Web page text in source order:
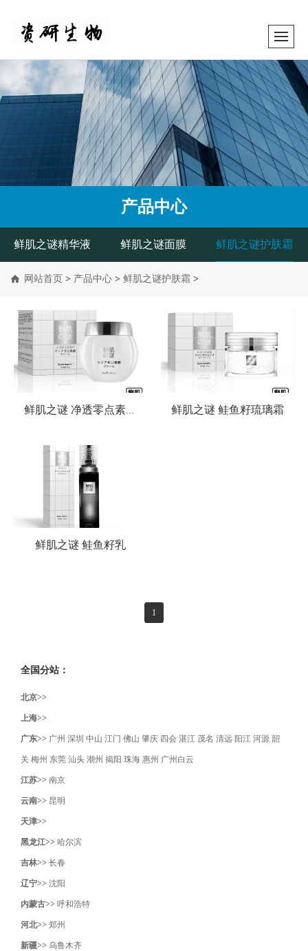
产品中心
鲜肌之谜精华液 鲜肌之谜面膜 鲜肌之谜护肤霜
网站首页 > 产品中心 > 鲜肌之谜护肤霜 >
鲜肌之谜 净透零点素颜霜 鲜肌之谜 鲑鱼籽琉璃霜
鲜肌之谜 鲑鱼籽乳
1
全国分站：
北京>>
上海>>
广东>> 广州 深圳 中山 江门 佛山 肇庆 四会 湛江 茂名 清远 阳江 河源 韶
关 梅州 东莞 汕头 潮州 揭阳 珠海 惠州 广州白云
江苏>> 南京
云南>> 昆明
天津>>
黑龙江>> 哈尔滨
吉林>> 长春
辽宁>> 沈阳‌
内蒙古>> 呼和浩特
河北>> 郑州
新疆>> 乌鲁木齐